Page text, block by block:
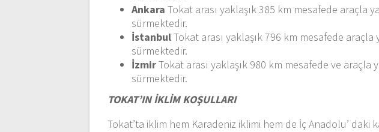
Ankara Tokat arası yaklaşık 385 km mesafede araçla
sürmektedir.
İstanbulTokat arası yaklaşık 796 km mesafede
sürmektedir.
İzmirTokat arası yaklaşık 980 km mesafede ve araçla
sürmektedir.
TOKAT’IN İKLİM KOŞULLARI
Tokat’ta iklim hem Karadeniz iklimi hem de İç Anadolu’ daki